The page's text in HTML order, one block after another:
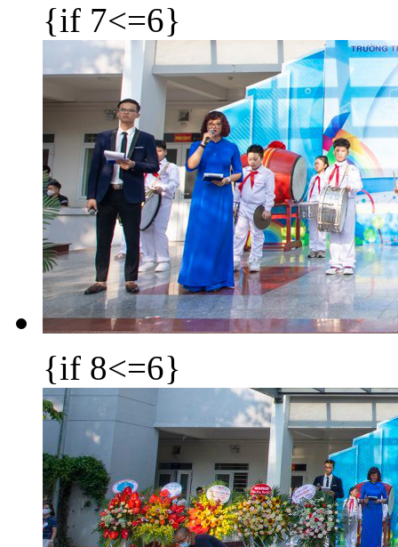
{if 7<=6}
{if 8<=6}